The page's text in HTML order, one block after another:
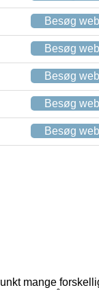
Besøg
Besøg
Besøg
Besøg
Besøg
mange